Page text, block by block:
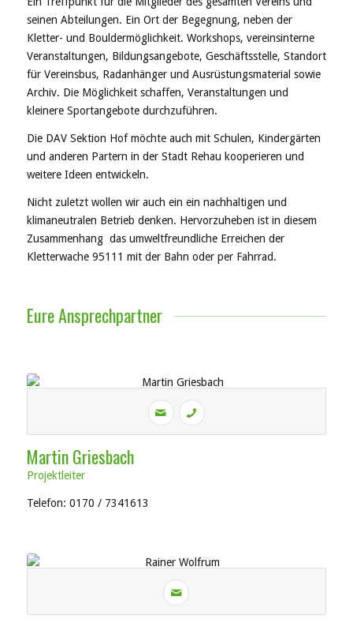
seinen Abteilungen. Ein Ort der Begegnung, neben der
Kletter- und Bouldermöglichkeit. Workshops, vereinsinterne
Veranstaltungen, Bildungsangebote, Geschäftsstelle, Standort
für Vereinsbus, Radanhänger und Ausrüstungsmaterial sowie
Archiv. Die Möglichkeit schaffen, Veranstaltungen und
kleinere Sportangebote durchzuführen.
Die DAV Sektion Hof möchte auch mit Schulen, Kindergärten
und anderen Partern in der Stadt Rehau kooperieren und
weitere Ideen entwickeln.
Nicht zuletzt wollen wir auch ein ein nachhaltigen und
klimaneutralen Betrieb denken. Hervorzuheben ist in diesem
Zusammenhang das umweltfreundliche Erreichen der
Kletterwache 95111 mit der Bahn oder per Fahrrad.
Eure Ansprechpartner
Martin Griesbach
Projektleiter
Telefon: 0170 / 7341613